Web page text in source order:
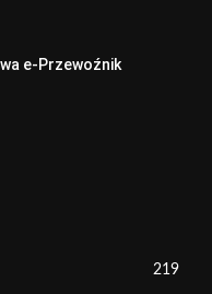
e-Przewoźnik
219